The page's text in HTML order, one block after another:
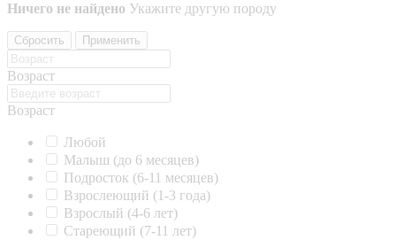
Ничего не найдено Укажите другую породу
Сбросить Применить
Возраст
Возраст
Любой
Малыш (до 6 месяцев)
Подросток (6-11 месяцев)
Взрослеющий (1-3 года)
Взрослый (4-6 лет)
Стареющий (7-11 лет)